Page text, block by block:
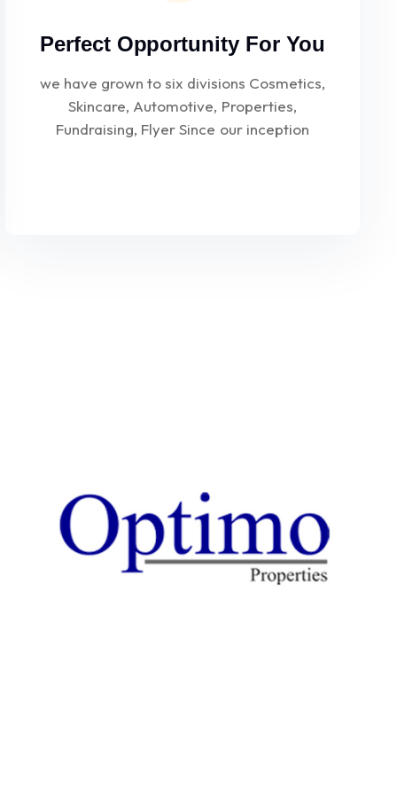
Perfect Opportunity For You
we have grown to six divisions Cosmetics,
Skincare, Automotive, Properties,
Fundraising, Flyer Since our inception